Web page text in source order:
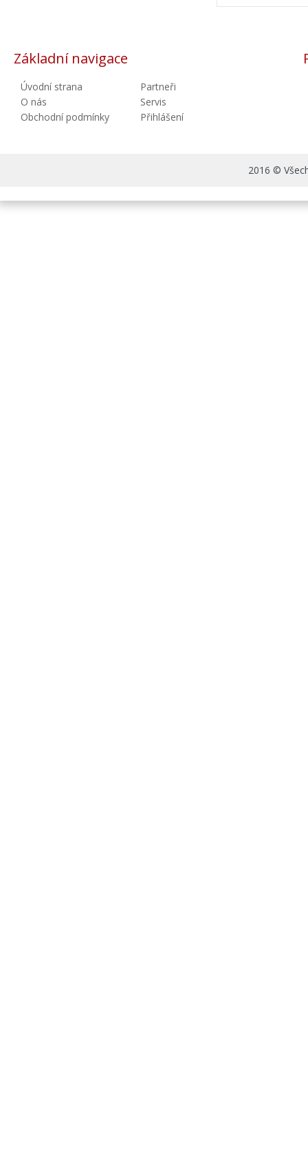
Základní navigace
Úvodní strana
O nás
Obchodní podmínky
Partneři
Servis
Přihlášení
2016 ©